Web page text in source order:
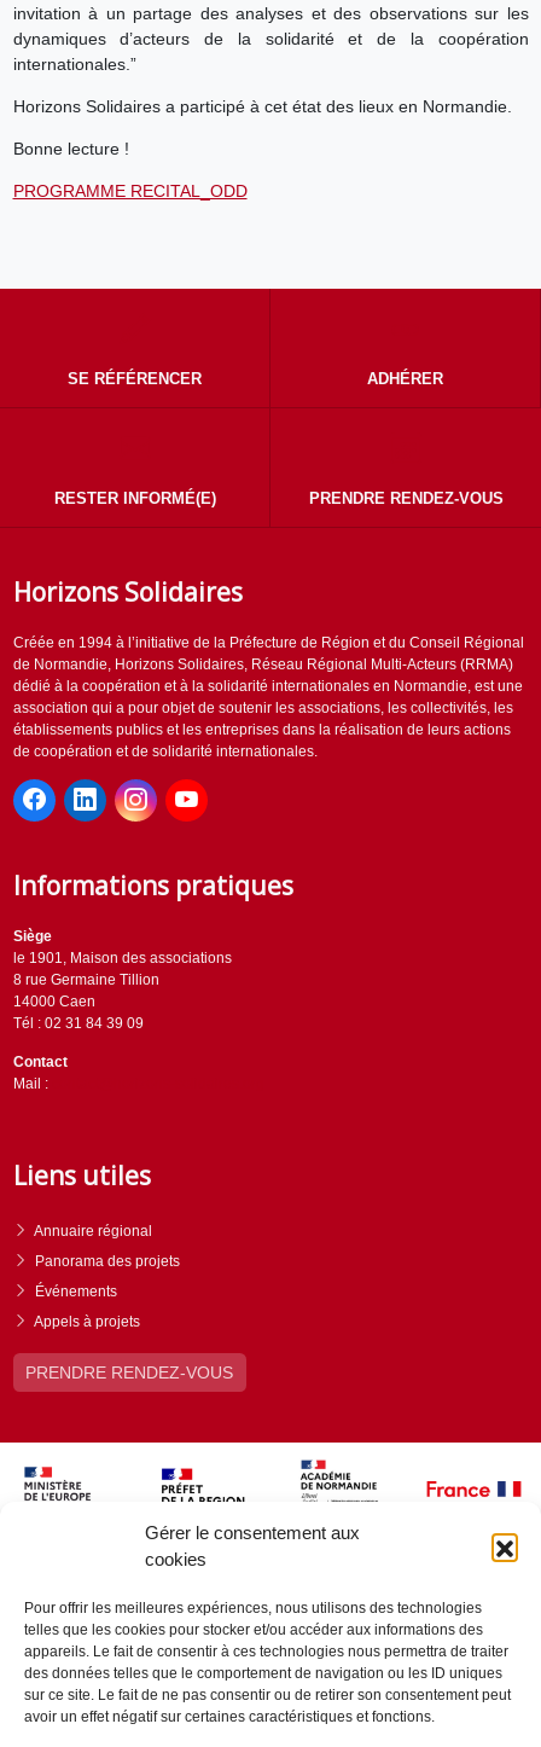
Gérer le consentement aux
cookies
Pour offrir les meilleures expériences, nous utilisons des technologies
telles que les cookies pour stocker et/ou accéder aux informations des
appareils. Le fait de consentir à ces technologies nous permettra de traiter
des données telles que le comportement de navigation ou les ID uniques
sur ce site. Le fait de ne pas consentir ou de retirer son consentement peut
avoir un effet négatif sur certaines caractéristiques et fonctions.
invitation à un partage des analyses et des observations sur les
dynamiques d’acteurs de la solidarité et de la coopération
internationales.”
Horizons Solidaires a participé à cet état des lieux en Normandie.
Bonne lecture !
PROGRAMME RECITAL_ODD
SE RÉFÉRENCER ADHÉRER
RESTER INFORMÉ(E) PRENDRE RENDEZ-VOUS
Horizons Solidaires
Créée en 1994 à l’initiative de la Préfecture de Région et du Conseil Régional
de Normandie, Horizons Solidaires, Réseau Régional Multi-Acteurs (RRMA)
dédié à la coopération et à la solidarité internationales en Normandie, est une
association qui a pour objet de soutenir les associations, les collectivités, les
établissements publics et les entreprises dans la réalisation de leurs actions
de coopération et de solidarité internationales.
Informations pratiques
Siège
le 1901, Maison des associations
8 rue Germaine Tillion
14000 Caen
Tél : 02 31 84 39 09
Contact
Mail :
Liens utiles
Annuaire régional
Panorama des projets
Événements
Appels à projets
PRENDRE RENDEZ-VOUS